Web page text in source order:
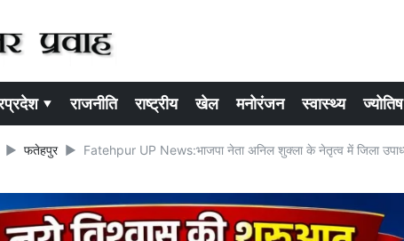
▾ राजनीति राष्ट्रीय खेल मनोरंजन स्वास्थ्य ज्योतिष
फतेहपुर Fatehpur UP News:भाजपा नेता अनिल शुक्ला के नेतृत्व में जिला